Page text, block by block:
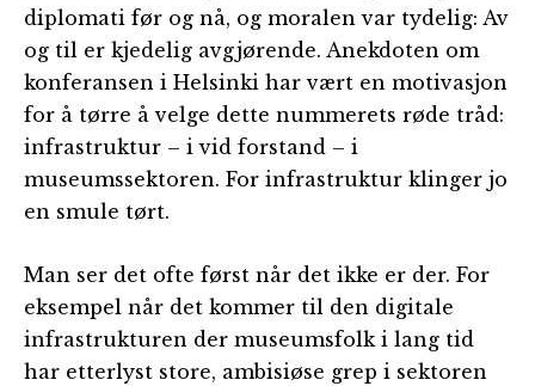
diplomati før og nå, og moralen var tydelig: Av
og til er kjedelig avgjørende. Anekdoten om
konferansen i Helsinki har vært en motivasjon
for å tørre å velge dette nummerets røde tråd:
infrastruktur – i vid forstand – i
museumssektoren. For infrastruktur klinger jo
en smule tørt.
Man ser det ofte først når det ikke er der. For
eksempel når det kommer til den digitale
infrastrukturen der museumsfolk i lang tid
har etterlyst store, ambisiøse grep i sektoren